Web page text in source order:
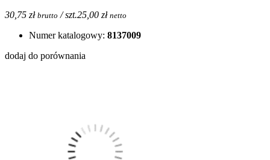
30,75 zł brutto / szt.25,00 zł netto
Numer katalogowy: 8137009
dodaj do porównania